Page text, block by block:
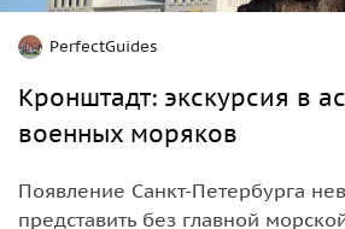
PerfectGuides
Кронштадт: экскурсия в
военных моряков
Появление Санкт-Петербурга
представить без главной